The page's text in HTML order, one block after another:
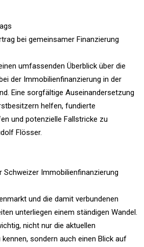
bei gemeinsamer Finanzierung
umfassenden Überblick über die
der Immobilienfinanzierung in der
Eine sorgfältige Auseinandersetzung
helfen, fundierte
und potenzielle Fallstricke zu
Flösser.
Schweizer Immobilienfinanzierung
und die damit verbundenen
unterliegen einem ständigen Wandel.
nicht nur die aktuellen
sondern auch einen Blick auf